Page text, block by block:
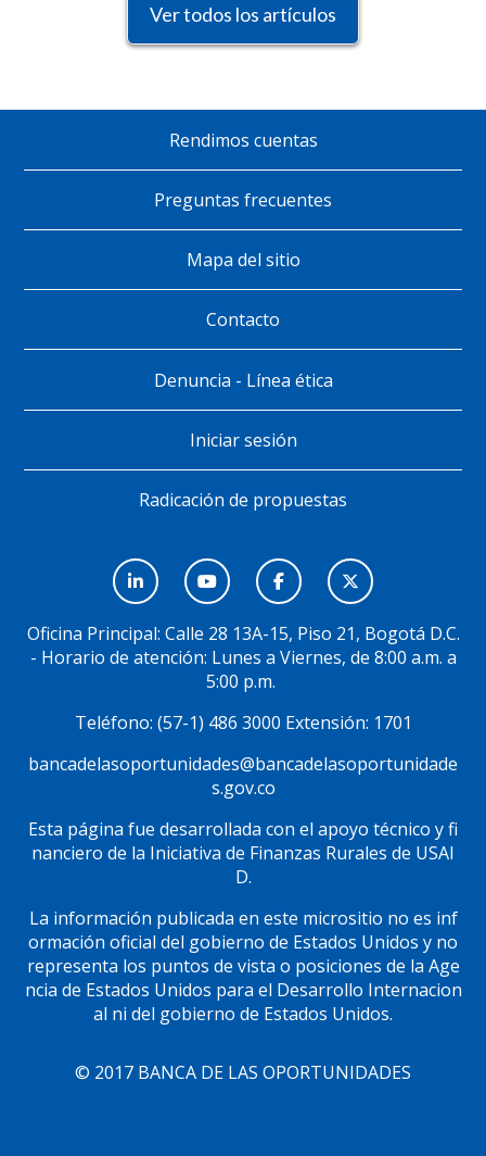
Ver todos los artículos
página
Rendimos cuentas
Preguntas frecuentes
Mapa del sitio
Contacto
Denuncia - Línea ética
Iniciar sesión
Radicación de propuestas
Social
Oficina Principal: Calle 28 13A-15, Piso 21, Bogotá D.C.
- Horario de atención: Lunes a Viernes, de 8:00 a.m. a
5:00 p.m.
Teléfono: (57-1) 486 3000 Extensión: 1701
bancadelasoportunidades@bancadelasoportunidade
s.gov.co
Esta página fue desarrollada con el apoyo técnico y fi
nanciero de la Iniciativa de Finanzas Rurales de USAI
D.
La información publicada en este micrositio no es inf
ormación oficial del gobierno de Estados Unidos y no
representa los puntos de vista o posiciones de la Age
ncia de Estados Unidos para el Desarrollo Internacion
al ni del gobierno de Estados Unidos.
© 2017 BANCA DE LAS OPORTUNIDADES